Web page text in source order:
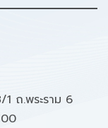
1 ถ.พระราม 6